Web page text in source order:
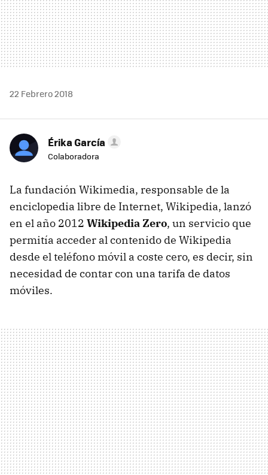
22 Febrero 2018
Érika García
Colaboradora
La fundación Wikimedia, responsable de la
enciclopedia libre de Internet, Wikipedia, lanzó
en el año 2012 Wikipedia Zero, un servicio que
permitía acceder al contenido de Wikipedia
desde el teléfono móvil a coste cero, es decir, sin
necesidad de contar con una tarifa de datos
móviles.